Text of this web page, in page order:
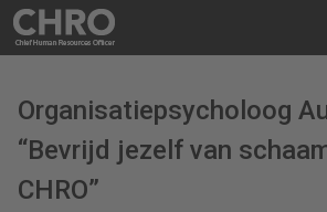
Organisatiepsycholoog
“Bevrijd jezelf van
CHRO”